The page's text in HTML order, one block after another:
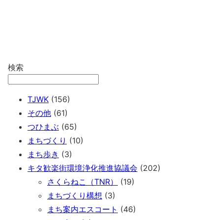
検索
TJWK (156)
その他 (61)
つひまぶ (65)
まちづくり (10)
まち歩き (3)
キタ歓楽街環境浄化推進協議会 (202)
さくらねこ（TNR）
(19)
まちづくり構想 (3)
まち案内エスコート (46)